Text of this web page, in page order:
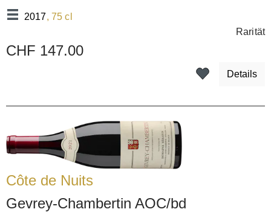
2017, 75 cl
Rarität
CHF 147.00
Details
Côte de Nuits
Gevrey-Chambertin AOC/bd